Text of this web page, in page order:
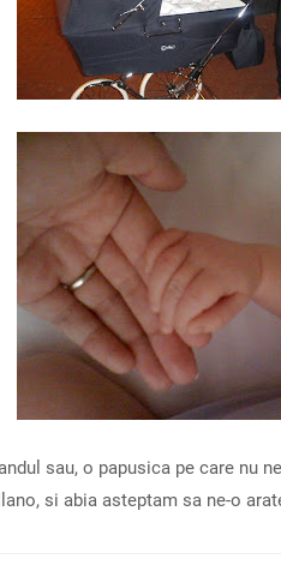
sau, o papusica pe care nu
si abia asteptam sa ne-o